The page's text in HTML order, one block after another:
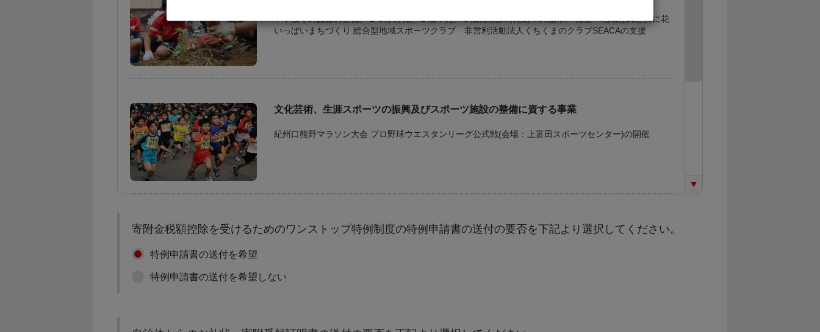
中学校での図書の整備、１０か月児、２歳半児、３歳児検診時に絵本の配布。 児童・地域住民と共に花
いっぱいまちづくり 総合型地域スポーツクラブ 非営利活動法人くちくまのクラブSEACAの支援
文化芸術、生涯スポーツの振興及びスポーツ施設の整備に資する事業
紀州口熊野マラソン大会 プロ野球ウエスタンリーグ公式戦(会場：上富田スポーツセンター)の開催
自然環境の保全及び環境衛生の向上に資する事業
寄附金税額控除を受けるためのワンストップ特例制度の特例申請書の送付の要否を下記より選択してください。
特例申請書の送付を希望
特例申請書の送付を希望しない